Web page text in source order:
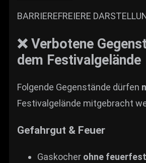
BARRIEREFREIERE
❌ Verbotene
dem Festivalgelände
Folgende Gegenstände dürfen
Festivalgelände mitgebracht
Gefahrgut & Feuer
Gaskocher ohne